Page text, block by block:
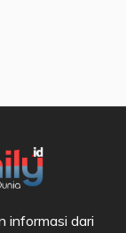
informasi dari